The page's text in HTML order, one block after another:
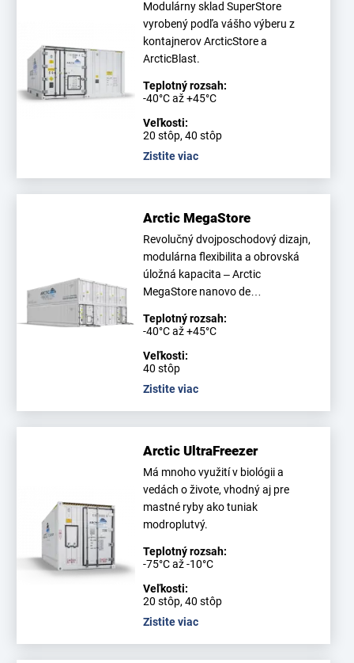
Modulárny sklad SuperStore
vyrobený podľa vášho výberu z
kontajnerov ArcticStore a
ArcticBlast.
Teplotný rozsah:
-40°C až +45°C
Veľkosti:
20 stôp, 40 stôp
Zistite viac
Arctic MegaStore
Revolučný dvojposchodový dizajn,
modulárna flexibilita a obrovská
úložná kapacita – Arctic
MegaStore nanovo de…
Teplotný rozsah:
-40°C až +45°C
Veľkosti:
40 stôp
Zistite viac
Arctic UltraFreezer
Má mnoho využití v biológii a
vedách o živote, vhodný aj pre
mastné ryby ako tuniak
modroplutvý.
Teplotný rozsah:
-75°C až -10°C
Veľkosti:
20 stôp, 40 stôp
Zistite viac